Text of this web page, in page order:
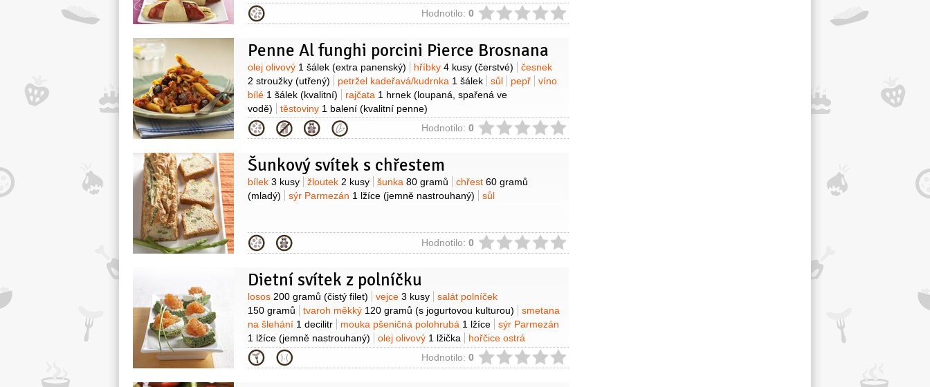
Kategorie Hodnotilo: 0
Penne Al funghi porcini Pierce Brosnana
Suroviny
olej olivový 1 šálek (extra panenský) hříbky 4 kusy (čerstvé)
česnek
2 stroužky (utřený) petržel kadeřavá/kudrnka 1 šálek sůl pepř
víno
bílé 1 šálek (kvalitní) rajčata 1 hrnek (loupaná, spařená ve
vodě)
těstoviny 1 balení (kvalitní penne)
Kategorie Hodnotilo: 0
Šunkový svítek s chřestem
Suroviny
bílek 3 kusy žloutek 2 kusy šunka 80 gramů chřest 60 gramů
(mladý)
sýr Parmezán 1 lžíce (jemně nastrouhaný) sůl
Kategorie Hodnotilo: 0
Dietní svítek z polníčku
Suroviny
losos 200 gramů (čistý filet) vejce 3 kusy
salát polníček
150 gramů
tvaroh měkký 120 gramů (s jogurtovou kulturou)
smetana
na šlehání 1 decilitr mouka pšeničná polohrubá 1 lžíce
sýr Parmezán
1 lžíce (jemně nastrouhaný) olej olivový 1 lžička
hořčice ostrá
1/2lžičky
Kategorie Hodnotilo: 0